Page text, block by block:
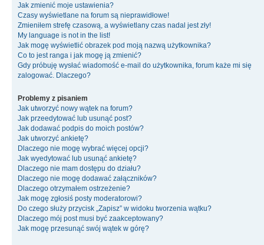
Jak zmienić moje ustawienia?
Czasy wyświetlane na forum są nieprawidłowe!
Zmieniłem strefę czasową, a wyświetlany czas nadal jest zły!
My language is not in the list!
Jak mogę wyświetlić obrazek pod moją nazwą użytkownika?
Co to jest ranga i jak mogę ją zmienić?
Gdy próbuję wysłać wiadomość e-mail do użytkownika, forum każe mi się
zalogować. Dlaczego?
Problemy z pisaniem
Jak utworzyć nowy wątek na forum?
Jak przeedytować lub usunąć post?
Jak dodawać podpis do moich postów?
Jak utworzyć ankietę?
Dlaczego nie mogę wybrać więcej opcji?
Jak wyedytować lub usunąć ankietę?
Dlaczego nie mam dostępu do działu?
Dlaczego nie mogę dodawać załączników?
Dlaczego otrzymałem ostrzeżenie?
Jak mogę zgłosiś posty moderatorowi?
Do czego służy przycisk „Zapisz” w widoku tworzenia wątku?
Dlaczego mój post musi być zaakceptowany?
Jak mogę przesunąć swój wątek w górę?